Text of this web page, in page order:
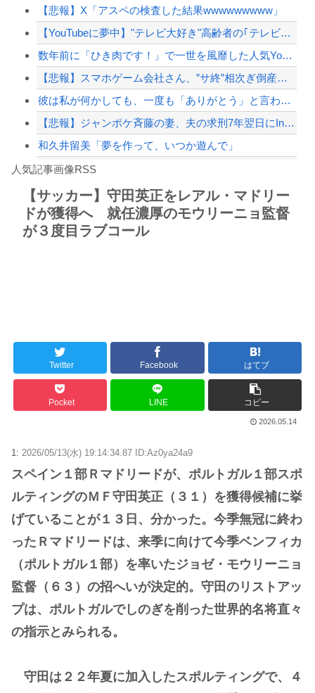
【サッカー】韓国サッカー協会、性接待疑惑 日本人審判も含まれると報道 「Jリーグ...
【配信者】「金バエ」のSNS更新が1週間途絶え、様々な憶測が飛び交う。1週間ぶり...
【緊急速報】NYで警官が黒人男性の首を絞め、暴動第二波不可避へ
Powered by livedoor 相互RSS
【悲報】X「アスペの検査した結果wwwwwwwww」
【YouTubeに夢中】"テレビ大好き"高齢者の｢テレビ離れ｣が始まった
数年前に「ひき肉です！」で一世を風靡した人気YouTuber『ちょんまげ小僧』さ...
【悲報】スマホゲーム会社さん、”サ終”相次ぎ倒産しまくってる模様
彼は私が何かしても、一度も「ありがとう」と言わない
【悲報】ジャンポケ斉藤の妻、夫の求刑7年翌日にInstagram更新「楽しすぎた...
和久井留美「夢を作って、いつか遊んで」
8/4のニュース
Powered by livedoor 相互RSS
人気記事画像RSS
【サッカー】守田英正をレアル・マドリー
ドが獲得へ 就任濃厚のモウリーニョ監督
が３度目ラブコール
Twitter Facebook はてブ
Pocket LINE コピー
2026.05.14
1: 2026/05/13(水) 19:14:34.87 ID:Az0ya24a9
スペイン１部Ｒマドリードが、ポルトガル１部スポ
ルティングのＭＦ守田英正（３１）を獲得候補に挙
げていることが１３日、分かった。今季無冠に終わ
ったＲマドリードは、来季に向けて今季ベンフィカ
（ポルトガル１部）を率いたジョゼ・モウリーニョ
監督（６３）の招へいが決定的。守田のリストアッ
プは、ポルトガルでしのぎを削った世界的名将直々
の指示とみられる。
守田は２２年夏に加入したスポルティングで、４